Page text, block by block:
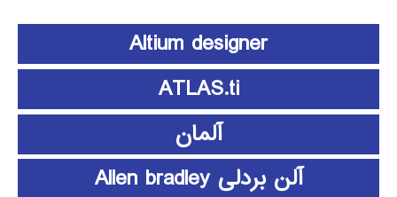
Altium designer
ATLAS.ti
آلمان
آلن بردلی Allen bradley